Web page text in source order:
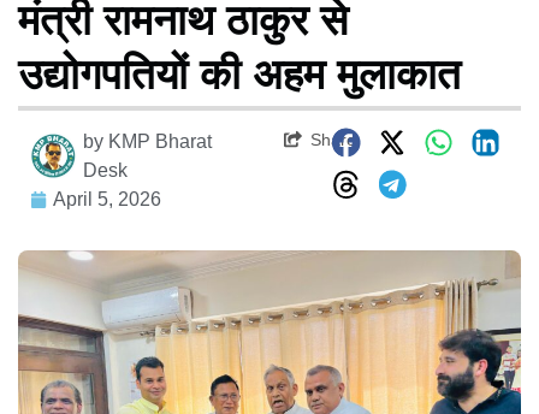
मंत्री रामनाथ ठाकुर से
उद्योगपतियों की अहम मुलाकात
by KMP Bharat
Desk
April 5, 2026
Share